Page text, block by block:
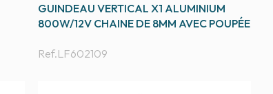
GUINDEAU VERTICAL X1 ALUMINIUM
800W/12V CHAINE DE 8MM AVEC POUPÉE
Ref.LF602109